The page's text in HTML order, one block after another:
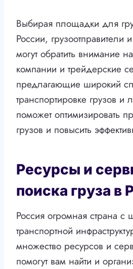
Выбирая площадки для
России, грузоотправители
могут обратить внимание
компании и трейдерские
предлагающие широкий
транспортировке грузов и
поможет оптимизировать
грузов и повысить
Ресурсы и
поиска груза в
Россия огромная страна с
транспортной
множество ресурсов и
помогут вам найти и